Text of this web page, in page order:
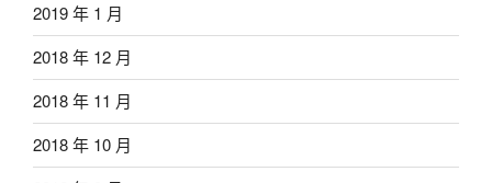
2019 年 1 月
2018 年 12 月
2018 年 11 月
2018 年 10 月